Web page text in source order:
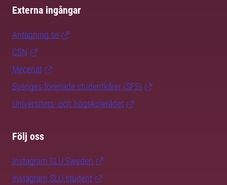
Externa ingångar
Antagning.se
CSN
Mecenat
Sveriges förenade studentkårer (SFS)
Universitets- och högskolerådet
Följ oss
Instagram SLU.Sweden
Instagram SLU.student